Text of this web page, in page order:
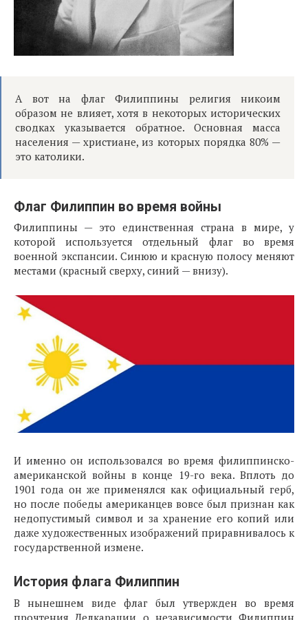
А вот на флаг Филиппины религия никоим
образом не влияет, хотя в некоторых исторических
сводках указывается обратное. Основная масса
населения — христиане, из которых порядка 80% —
это католики.
Флаг Филиппин во время войны
Филиппины — это единственная страна в мире, у
которой используется отдельный флаг во время
военной экспансии. Синюю и красную полосу меняют
местами (красный сверху, синий — внизу).
И именно он использовался во время филиппинско-
американской войны в конце 19-го века. Вплоть до
1901 года он же применялся как официальный герб,
но после победы американцев вовсе был признан как
недопустимый символ и за хранение его копий или
даже художественных изображений приравнивалось к
государственной измене.
История флага Филиппин
В нынешнем виде флаг был утвержден во время